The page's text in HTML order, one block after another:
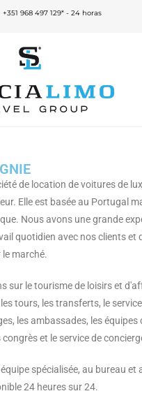
+351 968 497 129* - 24 horas
carros e vans
de location de voitures de
Elle est basée au Portugal
Nous avons une grande
quotidien avec nos clients et
marché.
sur le tourisme de loisirs et
tours, les transferts, le
les ambassades, les équipes
et le service de
spécialisée, au bureau et
24 heures sur 24.